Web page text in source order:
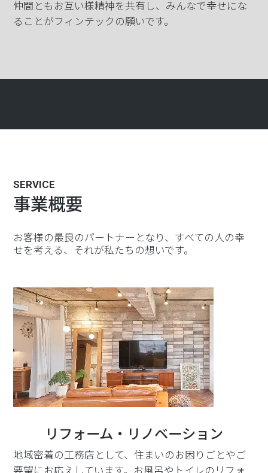
仲間ともお互い様精神を共有し、みんなで幸せにな
ることがフィンテックの願いです。
SERVICE
事業概要
お客様の最良のパートナーとなり、すべての人の幸
せを考える、それが私たちの想いです。
リフォーム・リノベーション
地域密着の工務店として、住まいのお困りごとやご
要望にお応えしています。お風呂やトイレのリフォ